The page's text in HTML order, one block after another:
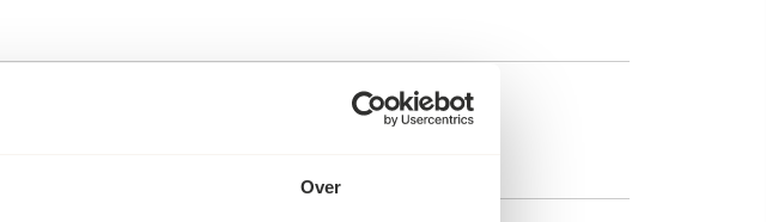
Over